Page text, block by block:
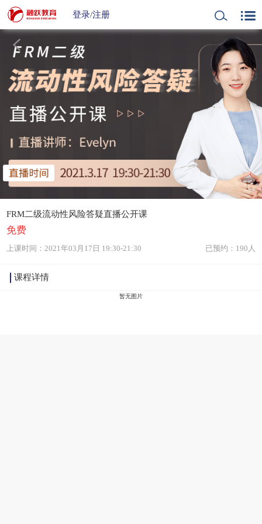
登录/注册
FRM二级流动性风险答疑直播公开课
免费
上课时间：2021年03月17日 19:30-21:30 已预约：190人
课程详情
暂无图片